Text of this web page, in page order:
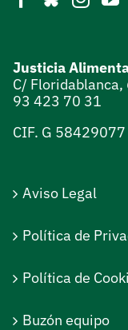
Justicia
C/
93 423 70 31
CIF. G 58429077
Aviso Legal
Política de
Política de
Buzón equipo